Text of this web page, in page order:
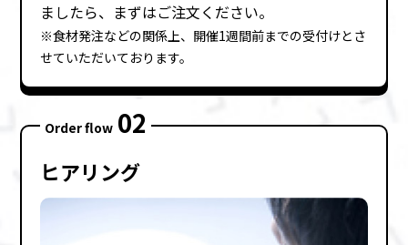
ましたら、まずはご注⽂ください。
※⾷材発注などの関係上、開催1週間前までの受付けとさ
せていただいております。
Order flow 02
ヒアリング